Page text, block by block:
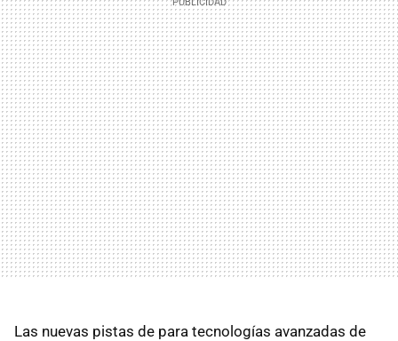
Las nuevas pistas de para tecnologías avanzadas de